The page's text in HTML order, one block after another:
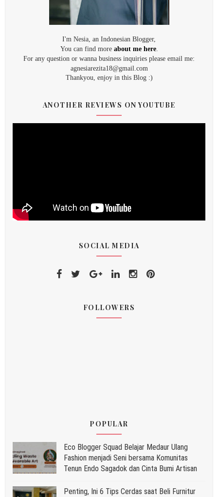
I'm Nesia, an Indonesian Blogger,
You can find more about me here.
For any question or wanna business inquiries please email me:
agnesiarezita18@gmail.com
Thankyou, enjoy in this Blog :)
ANOTHER REVIEWS ON YOUTUBE
SOCIAL MEDIA
FOLLOWERS
POPULAR
Eco Blogger Squad Belajar Medaur Ulang
Fashion menjadi Seni bersama Komunitas
Tenun Endo Sagadok dan Cinta Bumi Artisan
Penting, Ini 6 Tips Cerdas saat Beli Furnitur